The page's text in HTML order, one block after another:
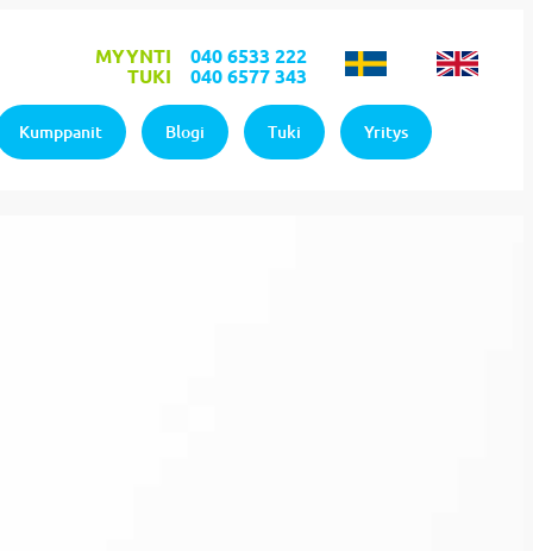
MYYNTI040 6533 222
TUKI040 6577 343
Kumppanit Blogi Tuki Yritys